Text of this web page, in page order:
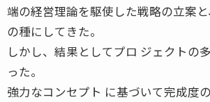
端の経営理論を駆使した戦略の立案
の種にしてきた。
しかし、結果としてプロ ジェクトの
った。
強力なコンセプト に基づいて完成度